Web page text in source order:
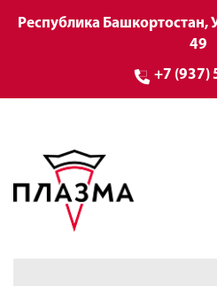
Республика Башкортостан,
49
+7 (937)